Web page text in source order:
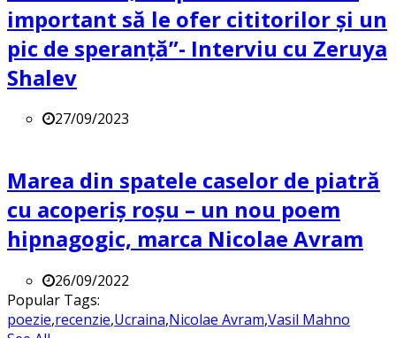
important să le ofer cititorilor și un
pic de speranță”- Interviu cu Zeruya
Shalev
27/09/2023
Marea din spatele caselor de piatră
cu acoperiș roșu – un nou poem
hipnagogic, marca Nicolae Avram
26/09/2022
Popular Tags:
poezie,recenzie,Ucraina,Nicolae Avram,Vasil Mahno